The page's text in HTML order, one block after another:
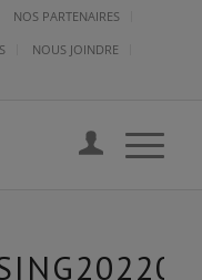
NOS PARTENAIRES
NOUS JOINDRE